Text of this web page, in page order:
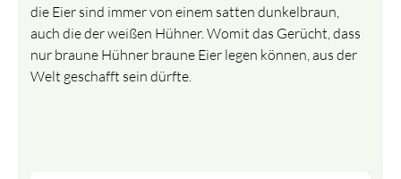
die Eier sind immer von einem satten dunkelbraun,
auch die der weißen Hühner. Womit das Gerücht, dass
nur braune Hühner braune Eier legen können, aus der
Welt geschafft sein dürfte.